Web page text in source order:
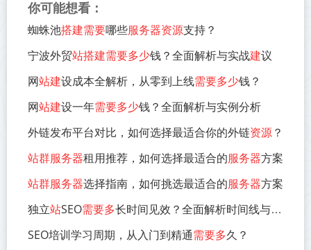
你可能想看：
蜘蛛池搭建需要哪些服务器资源支持？
宁波外贸站搭建需要多少钱？全面解析与实战建议
网站建设成本全解析，从零到上线需要多少钱？
网站建设一年需要多少钱？全面解析与实例分析
外链发布平台对比，如何选择最适合你的外链资源？
站群服务器租用推荐，如何选择最适合的服务器方案
站群服务器选择指南，如何挑选最适合的服务器方案
独立站SEO需要多长时间见效？全面解析时间线与优化策略
SEO培训学习周期，从入门到精通需要多久？